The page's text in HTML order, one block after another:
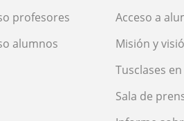
profesores
alumnos
Acceso a
Misión y
Tusclases
Sala de